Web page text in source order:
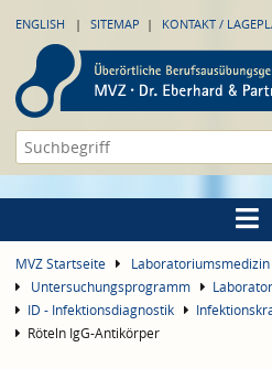
ENGLISH SITEMAP KONTAKT /
MVZ Startseite Laboratoriumsmedizin
Untersuchungsprogramm
ID - Infektionsdiagnostik
Röteln IgG-Antikörper